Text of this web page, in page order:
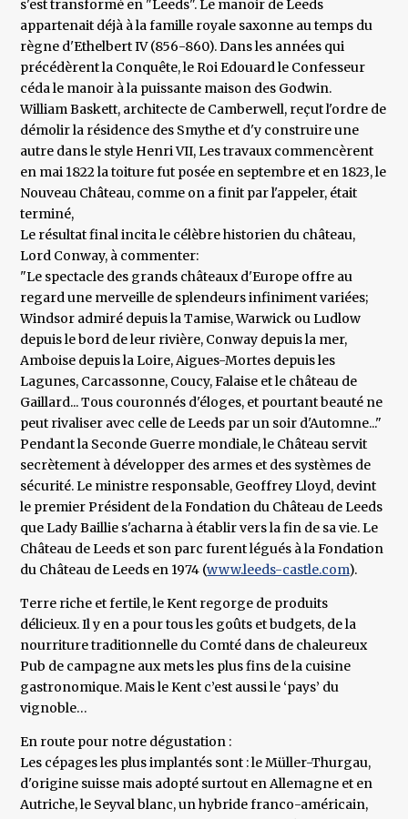
s'est transformé en "Leeds". Le manoir de Leeds
appartenait déjà à la famille royale saxonne au temps du
règne d'Ethelbert IV (856-860). Dans les années qui
précédèrent la Conquête, le Roi Edouard le Confesseur
céda le manoir à la puissante maison des Godwin.
William Baskett, architecte de Camberwell, reçut l'ordre de
démolir la résidence des Smythe et d'y construire une
autre dans le style Henri VII, Les travaux commencèrent
en mai 1822 la toiture fut posée en septembre et en 1823, le
Nouveau Château, comme on a finit par l'appeler, était
terminé,
Le résultat final incita le célèbre historien du château,
Lord Conway, à commenter:
"Le spectacle des grands châteaux d'Europe offre au
regard une merveille de splendeurs infiniment variées;
Windsor admiré depuis la Tamise, Warwick ou Ludlow
depuis le bord de leur rivière, Conway depuis la mer,
Amboise depuis la Loire, Aigues-Mortes depuis les
Lagunes, Carcassonne, Coucy, Falaise et le château de
Gaillard... Tous couronnés d'éloges, et pourtant beauté ne
peut rivaliser avec celle de Leeds par un soir d'Automne..."
Pendant la Seconde Guerre mondiale, le Château servit
secrètement à développer des armes et des systèmes de
sécurité. Le ministre responsable, Geoffrey Lloyd, devint
le premier Président de la Fondation du Château de Leeds
que Lady Baillie s'acharna à établir vers la fin de sa vie. Le
Château de Leeds et son parc furent légués à la Fondation
du Château de Leeds en 1974 (www.leeds-castle.com).
Terre riche et fertile, le Kent regorge de produits
délicieux. Il y en a pour tous les goûts et budgets, de la
nourriture traditionnelle du Comté dans de chaleureux
Pub de campagne aux mets les plus fins de la cuisine
gastronomique. Mais le Kent c’est aussi le ‘pays’ du
vignoble…
En route pour notre dégustation :
Les cépages les plus implantés sont : le Müller-Thurgau,
d'origine suisse mais adopté surtout en Allemagne et en
Autriche, le Seyval blanc, un hybride franco-américain,